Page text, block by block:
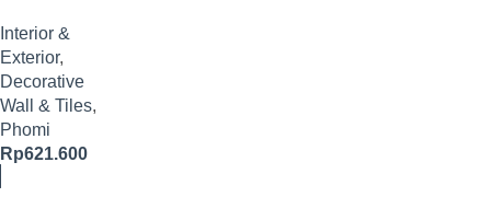
1200X600
Interior &
Exterior,
Decorative
Wall & Tiles,
Phomi
Rp621.600